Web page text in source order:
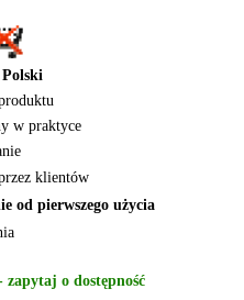
w praktyce
klientów
od pierwszego użycia
zapytaj o dostępność